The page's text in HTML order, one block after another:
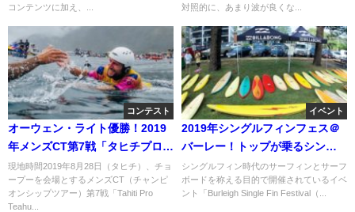
コンテンツに加え、...
対照的に、あまり波が良くな...
コンテスト
オーウェン・ライト優勝！2019
年メンズCT第7戦「タヒチプロ」
最終日
現地時間2019年8月28日（タヒチ）、チョ
ープーを会場とするメンズCT（チャンピ
オンシップツアー）第7戦「Tahiti Pro
Teahu...
イベント
2019年シングルフィンフェス＠
バーレー！トップが乗るシング
ルはスラスターレベル
シングルフィン時代のサーフィンとサーフ
ボードを称える目的で開催されているイベ
ント「Burleigh Single Fin Festival（...